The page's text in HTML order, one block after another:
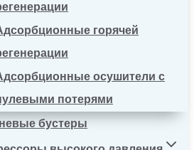
горячей
осушители с
потерями
бустеры